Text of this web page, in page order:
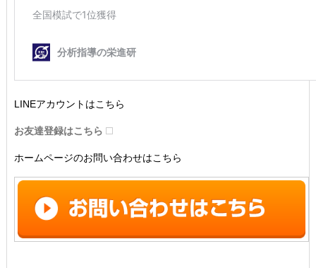
LINEアカウントはこちら
お友達登録はこちら
ホームページのお問い合わせはこちら